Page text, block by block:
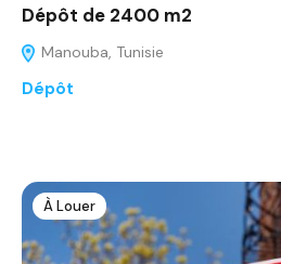
Dépôt de 2400 m2
Manouba, Tunisie
Dépôt
À Louer